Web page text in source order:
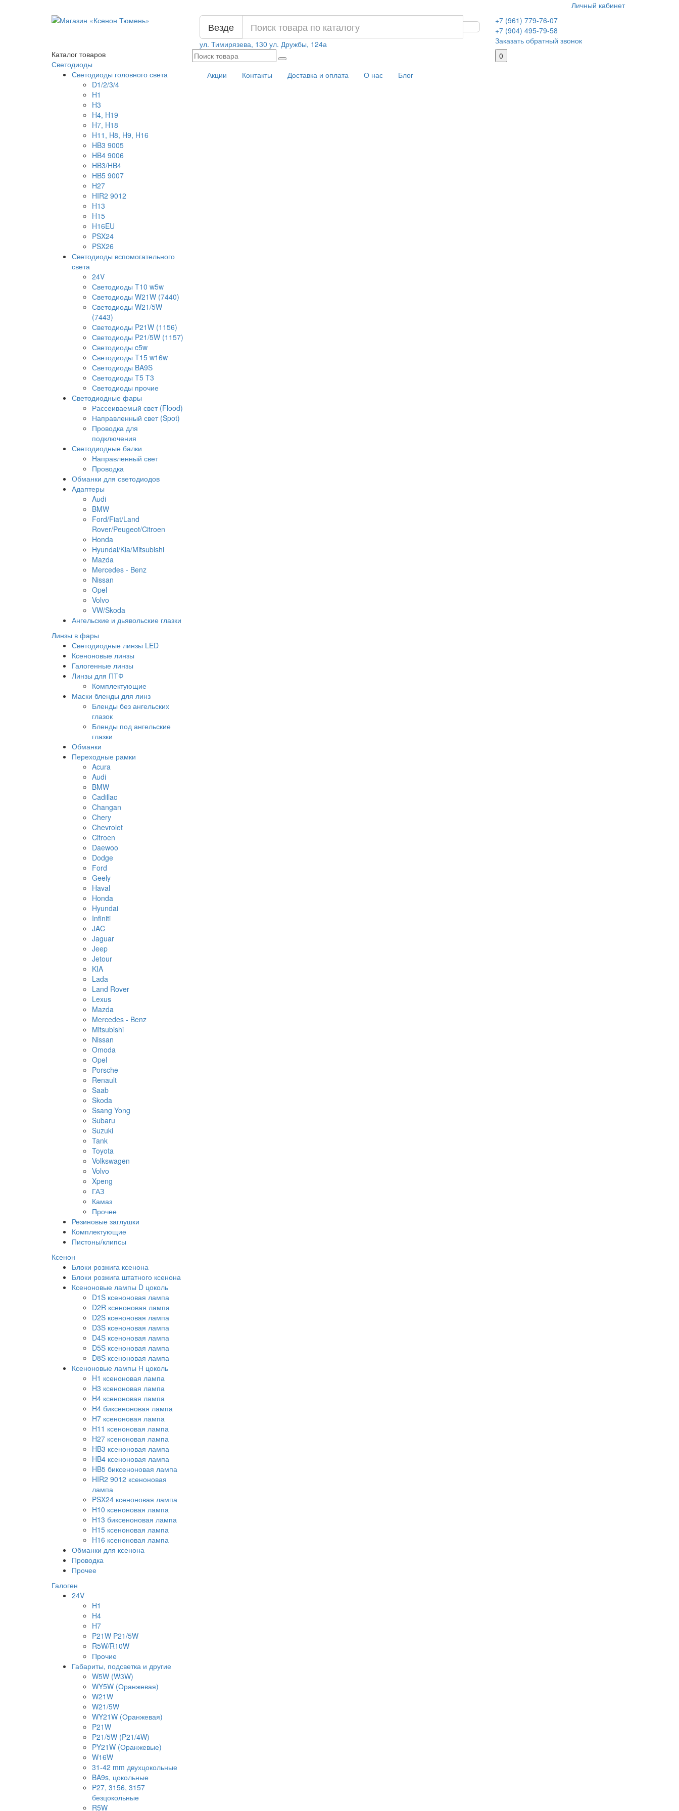
Личный кабинет
Везде
ул. Тимирязева, 130 ул. Дружбы, 124а
+7 (961) 779-76-07
+7 (904) 495-79-58
Заказать обратный звонок
Каталог товаров
Светодиоды
Светодиоды головного света
D1/2/3/4
H1
H3
H4, H19
H7, H18
H11, H8, H9, H16
HB3 9005
HB4 9006
HB3/HB4
HB5 9007
H27
HIR2 9012
H13
H15
H16EU
PSX24
PSX26
Светодиоды вспомогательного
света
24V
Светодиоды T10 w5w
Светодиоды W21W (7440)
Светодиоды W21/5W
(7443)
Светодиоды P21W (1156)
Светодиоды P21/5W (1157)
Светодиоды c5w
Светодиоды T15 w16w
Светодиоды BA9S
Светодиоды T5 T3
Светодиоды прочие
Светодиодные фары
Рассеиваемый свет (Flood)
Направленный свет (Spot)
Проводка для
подключения
Светодиодные балки
Направленный свет
Проводка
Обманки для светодиодов
Адаптеры
Audi
BMW
Ford/Fiat/Land
Rover/Peugeot/Citroen
Honda
Hyundai/Kia/Mitsubishi
Mazda
Mercedes - Benz
Nissan
Opel
Volvo
VW/Skoda
Ангельские и дьявольские глазки
Линзы в фары
Светодиодные линзы LED
Ксеноновые линзы
Галогенные линзы
Линзы для ПТФ
Комплектующие
Маски бленды для линз
Бленды без ангельских
глазок
Бленды под ангельские
глазки
Обманки
Переходные рамки
Acura
Audi
BMW
Cadillac
Changan
Chery
Chevrolet
Citroen
Daewoo
Dodge
Ford
Geely
Haval
Honda
Hyundai
Infiniti
JAC
Jaguar
Jeep
Jetour
KIA
Lada
Land Rover
Lexus
Mazda
Mercedes - Benz
Mitsubishi
Nissan
Omoda
Opel
Porsche
Renault
Saab
Skoda
Ssang Yong
Subaru
Suzuki
Tank
Toyota
Volkswagen
Volvo
Xpeng
ГАЗ
Камаз
Прочее
Резиновые заглушки
Комплектующие
Пистоны/клипсы
Ксенон
Блоки розжига ксенона
Блоки розжига штатного ксенона
Ксеноновые лампы D цоколь
D1S ксеноновая лампа
D2R ксеноновая лампа
D2S ксеноновая лампа
D3S ксеноновая лампа
D4S ксеноновая лампа
D5S ксеноновая лампа
D8S ксеноновая лампа
Ксеноновые лампы Н цоколь
H1 ксеноновая лампа
H3 ксеноновая лампа
H4 ксеноновая лампа
H4 биксеноновая лампа
H7 ксеноновая лампа
H11 ксеноновая лампа
H27 ксеноновая лампа
HB3 ксеноновая лампа
HB4 ксеноновая лампа
HB5 биксеноновая лампа
HIR2 9012 ксеноновая
лампа
PSX24 ксеноновая лампа
H10 ксеноновая лампа
H13 биксеноновая лампа
H15 ксеноновая лампа
H16 ксеноновая лампа
Обманки для ксенона
Проводка
Прочее
Галоген
24V
H1
H4
H7
P21W P21/5W
R5W/R10W
Прочие
Габариты, подсветка и другие
W5W (W3W)
WY5W (Оранжевая)
W21W
W21/5W
WY21W (Оранжевая)
P21W
P21/5W (P21/4W)
PY21W (Оранжевые)
W16W
31-42 mm двухцокольные
BA9s, цокольные
P27, 3156, 3157
безцокольные
R5W
Акции Контакты Доставка и оплата О нас Блог
0